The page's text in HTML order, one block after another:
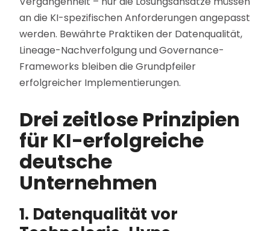
an die KI-spezifischen Anforderungen angepasst
werden. Bewährte Praktiken der Datenqualität,
Lineage-Nachverfolgung und Governance-
Frameworks bleiben die Grundpfeiler
erfolgreicher Implementierungen.
Drei zeitlose Prinzipien
für KI-erfolgreiche
deutsche
Unternehmen
1. Datenqualität vor